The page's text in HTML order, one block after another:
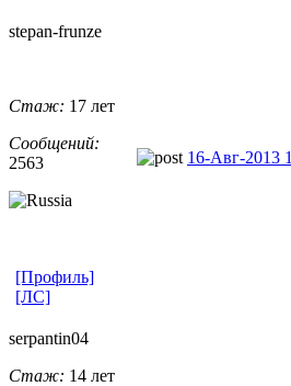
stepan-frunz​e
Стаж: 17 лет
Сообщений:
2563
16-Авг-2013
[Профиль]
[ЛС]
serpantin04
Стаж: 14 лет